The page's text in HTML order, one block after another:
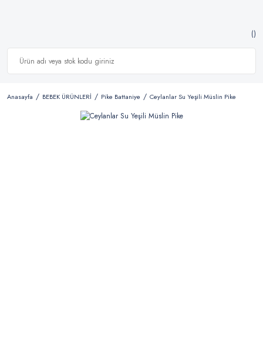
Anasayfa BEBEK ÜRÜNLERİ Pike Battaniye Ceylanlar Su Yeşili Müslin Pike